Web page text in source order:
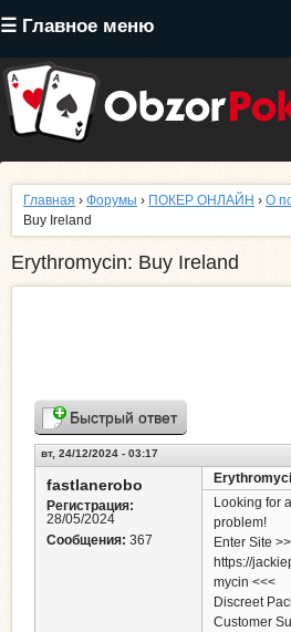
☰ Главное меню
содержанию
Главная › Форумы › ПОКЕР ОНЛАЙН › О
Buy Ireland
Erythromycin: Buy Ireland
Быстрый ответ
вт, 24/12/2024 - 03:17
fastlanerobo
Регистрация:
28/05/2024
Сообщения: 367
Looking for
problem!
Enter Site
https://
mycin <<<
Discreet
Customer